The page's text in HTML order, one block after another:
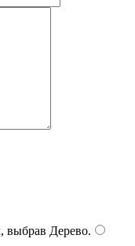
выбрав Дерево.